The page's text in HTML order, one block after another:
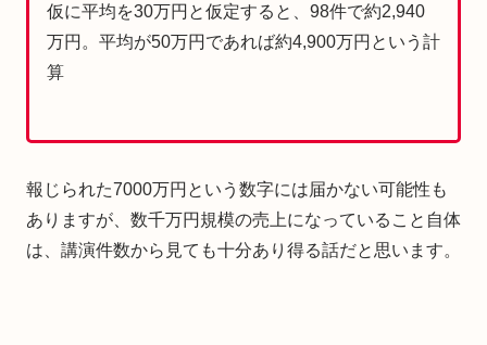
仮に平均を30万円と仮定すると、98件で約2,940
万円。平均が50万円であれば約4,900万円という計
算
報じられた7000万円という数字には届かない可能性も
ありますが、数千万円規模の売上になっていること自体
は、講演件数から見ても十分あり得る話だと思います。